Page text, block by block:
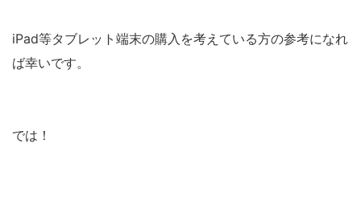
iPad等タブレット端末の購入を考えている方の参考になれ
ば幸いです。
では！